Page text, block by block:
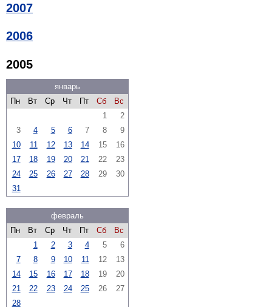
2007
2006
2005
январь
Пн
Вт Ср Чт Пт Сб
Вс
1
2
3
4 5 6 7 8
9
10
11 12 13 14 15
16
17
18 19 20 21 22
23
24
25 26 27 28 29
30
31
февраль
Пн
Вт Ср Чт Пт Сб
Вс
1
2 3 4 5
6
7
8 9 10 11 12
13
14
15 16 17 18 19
20
21
22 23 24 25 26
27
28